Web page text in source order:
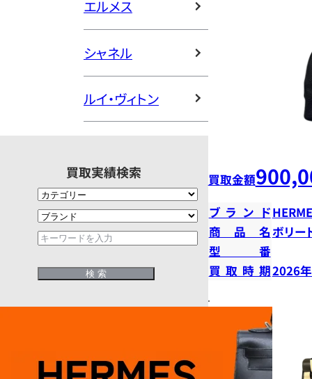
エルメス
シャネル
ルイ・ヴィトン
買取実績検索 買取金額
ブランド
商品名ボリー
型番
買取時期2026